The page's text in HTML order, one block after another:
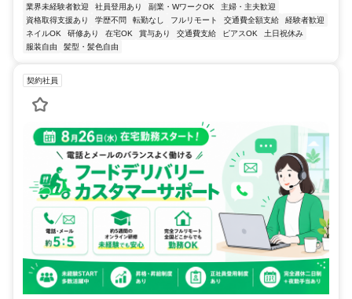
業界未経験者歓迎 社員登用あり 副業・WワークOK
主婦・主夫歓迎
資格取得支援あり
学歴不問 転勤なし フルリモート 交通費全額支給
経験者歓迎
ネイルOK
研修あり 在宅OK 賞与あり 交通費支給 ピアスOK
土日祝休み
服装自由
髪型・髪色自由
契約社員